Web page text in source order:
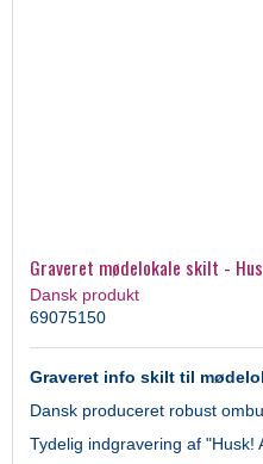
Graveret mødelokale skilt -
Dansk produkt
69075150
Graveret info skilt til
Dansk produceret robust
Tydelig indgravering af "Husk!